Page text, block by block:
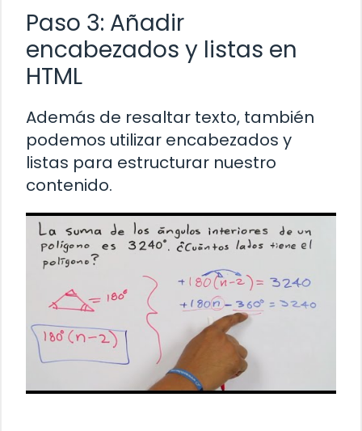
Paso 3: Añadir
encabezados y listas en
HTML
Además de resaltar texto, también
podemos utilizar encabezados y
listas para estructurar nuestro
contenido.